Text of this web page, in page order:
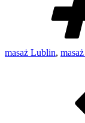
masaż Lublin,